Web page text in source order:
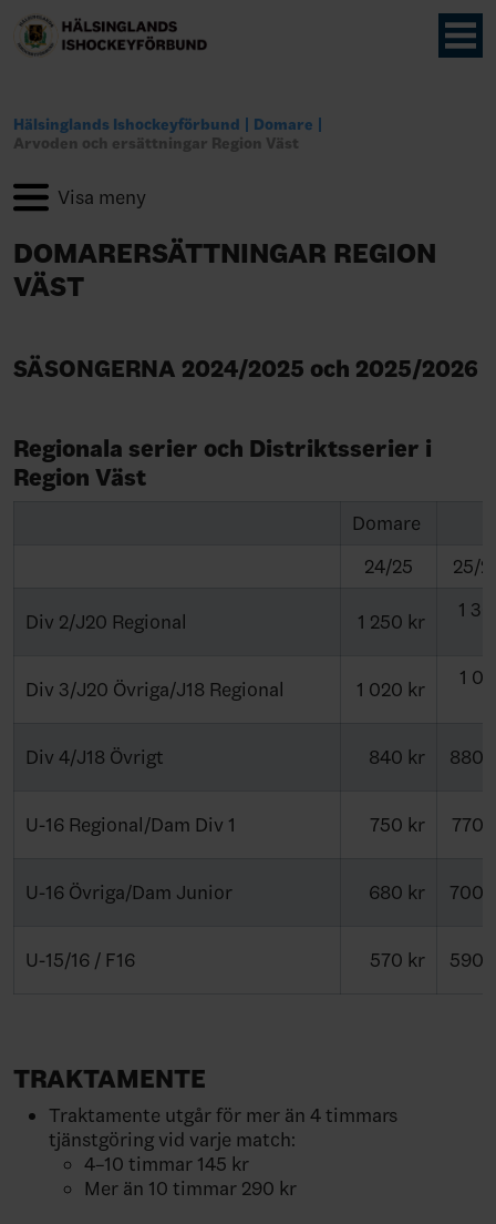
Hälsinglands Ishockeyförbund
Domare
Arvoden och ersättningar Region Väst
DOMARERSÄTTNINGAR REGION
VÄST
SÄSONGERNA 2024/2025 och 2025/2026
Regionala serier och Distriktsserier i
Region Väst
Domare
24/25
25/
Div 2/J20 Regional 1 250 kr
1
Div 3/J20 Övriga/J18 Regional 1 020 kr
1
Div 4/J18 Övrigt 840 kr 880
U-16 Regional/Dam Div 1 750 kr 770
U-16 Övriga/Dam Junior 680 kr 700
U-15/16 / F16 570 kr 590
TRAKTAMENTE
Traktamente utgår för mer än 4 timmars
tjänstgöring vid varje match:
4–10 timmar 145 kr
Mer än 10 timmar 290 kr